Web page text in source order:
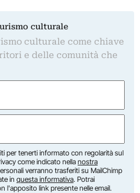
culturale
culturale come chiave
e delle comunità che
per tenerti informato con regolarità sul
come indicato nella nostra
verranno trasferiti su MailChimp
in questa informativa. Potrai
l'apposito link presente nelle email.